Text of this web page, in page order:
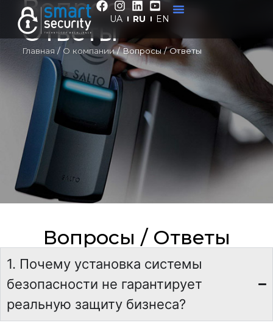
UA RU EN
Вопросы /
Ответы
Главная / О компании/Вопросы / Ответы
Вопросы / Ответы
1. Почему установка системы
безопасности не гарантирует
реальную защиту бизнеса?